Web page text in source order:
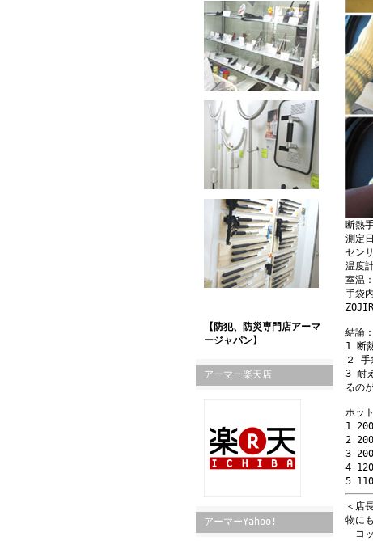
【防犯、防災専門店アーマ
ージャパン】
アーマー楽天店
アーマーYahoo!
断熱
測定
セン
温度
室温
手袋
結論：
1 断
２ 手
3 耐
るの
ホッ
1
2
3
4
5
＜店
物に
コ